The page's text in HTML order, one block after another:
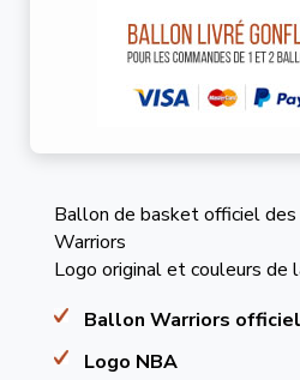
Ballon de basket officiel
Warriors
Logo original et couleurs de
Ballon Warriors officiel
Logo NBA